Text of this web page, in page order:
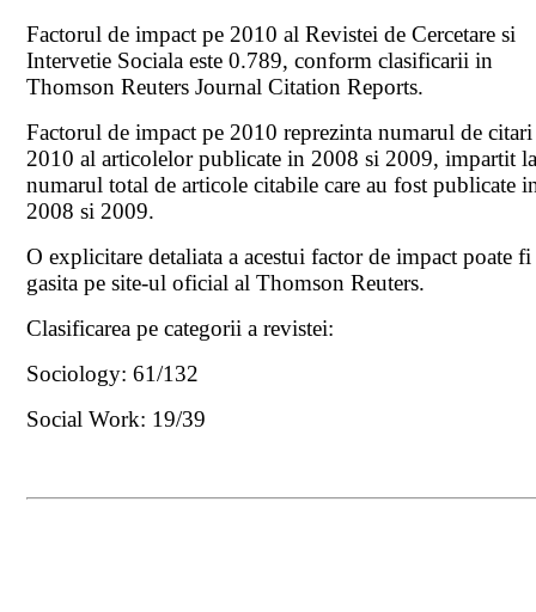
Factorul de impact pe 2010 al Revistei de Cercetare si
Intervetie Sociala este 0.789, conform clasificarii in
Thomson Reuters Journal Citation Reports.
Factorul de impact pe 2010 reprezinta numarul de
2010 al articolelor publicate in 2008 si 2009, impartit
numarul total de articole citabile care au fost publicate
2008 si 2009.
O explicitare detaliata a acestui factor de impact poate fi
gasita pe site-ul oficial al Thomson Reuters.
Clasificarea pe categorii a revistei:
Sociology: 61/132
Social Work: 19/39